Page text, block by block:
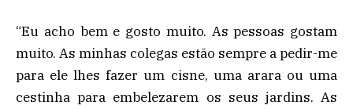
“Eu acho bem e gosto muito. As pessoas gostam
muito. As minhas colegas estão sempre a pedir-me
para ele lhes fazer um cisne, uma arara ou uma
cestinha para embelezarem os seus jardins. As